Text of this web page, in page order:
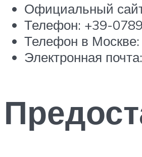
Официальный
Телефон: +39-
Телефон в
Электронная почта: